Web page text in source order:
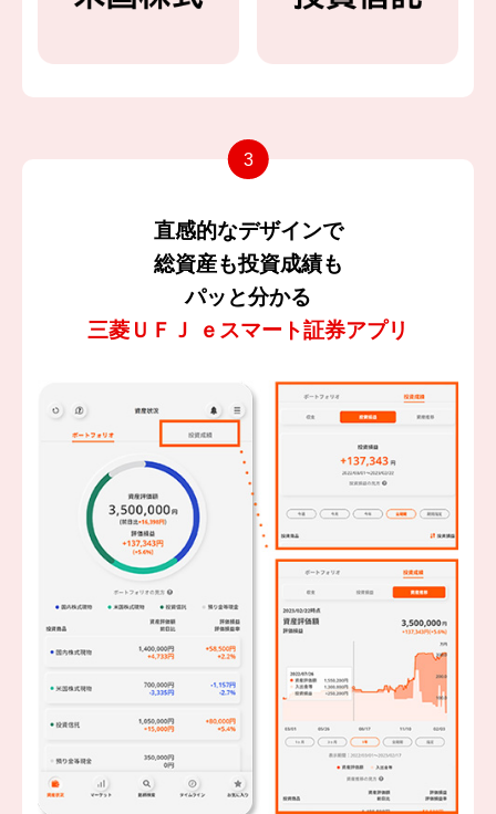
直感的なデザインで
総資産も投資成績も
パッと分かる
三菱ＵＦＪ ｅスマート証券アプリ